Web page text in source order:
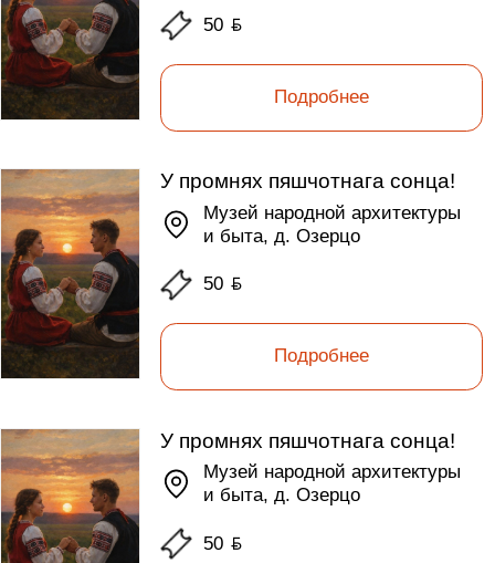
50ƃ
Подробнее
У промнях пяшчотнага сонца!
Музей народной архитектуры
и быта, д. Озерцо
50ƃ
Подробнее
У промнях пяшчотнага сонца!
Музей народной архитектуры
и быта, д. Озерцо
50ƃ